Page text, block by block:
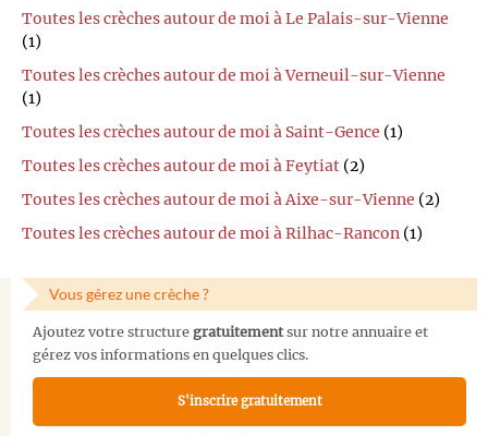
Toutes les crèches autour de moi à Le Palais-sur-Vienne
(1)
Toutes les crèches autour de moi à Verneuil-sur-Vienne
(1)
Toutes les crèches autour de moi à Saint-Gence (1)
Toutes les crèches autour de moi à Feytiat (2)
Toutes les crèches autour de moi à Aixe-sur-Vienne (2)
Toutes les crèches autour de moi à Rilhac-Rancon (1)
Vous gérez une crèche ?
Ajoutez votre structure gratuitementsur notre annuaire et
gérez vos informations en quelques clics.
S'inscrire gratuitement